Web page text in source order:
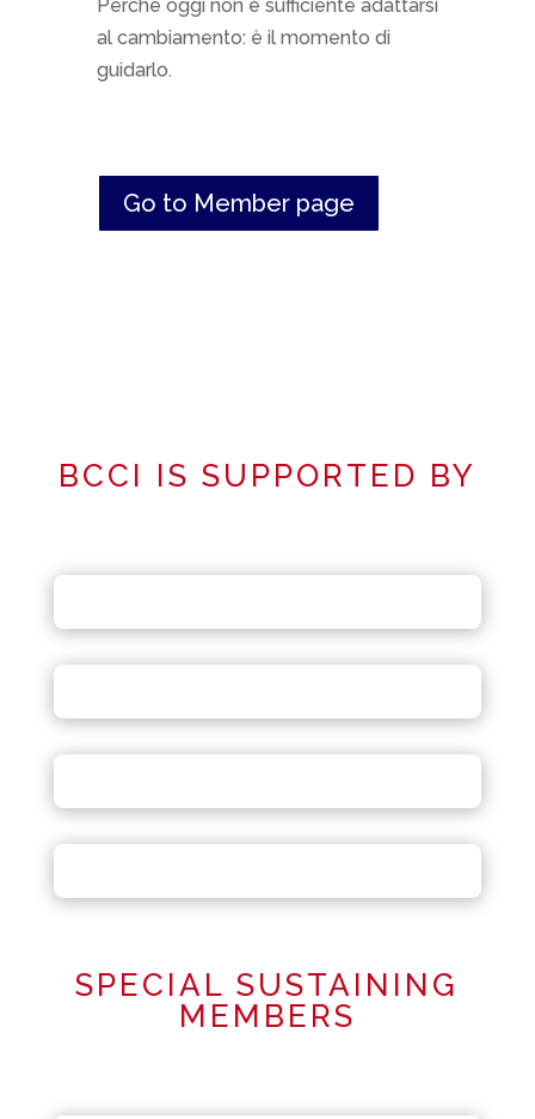
Perché oggi non è sufficiente adattarsi
al cambiamento: è il momento di
guidarlo.
Go to Member page
BCCI IS SUPPORTED BY
SPECIAL SUSTAINING
MEMBERS